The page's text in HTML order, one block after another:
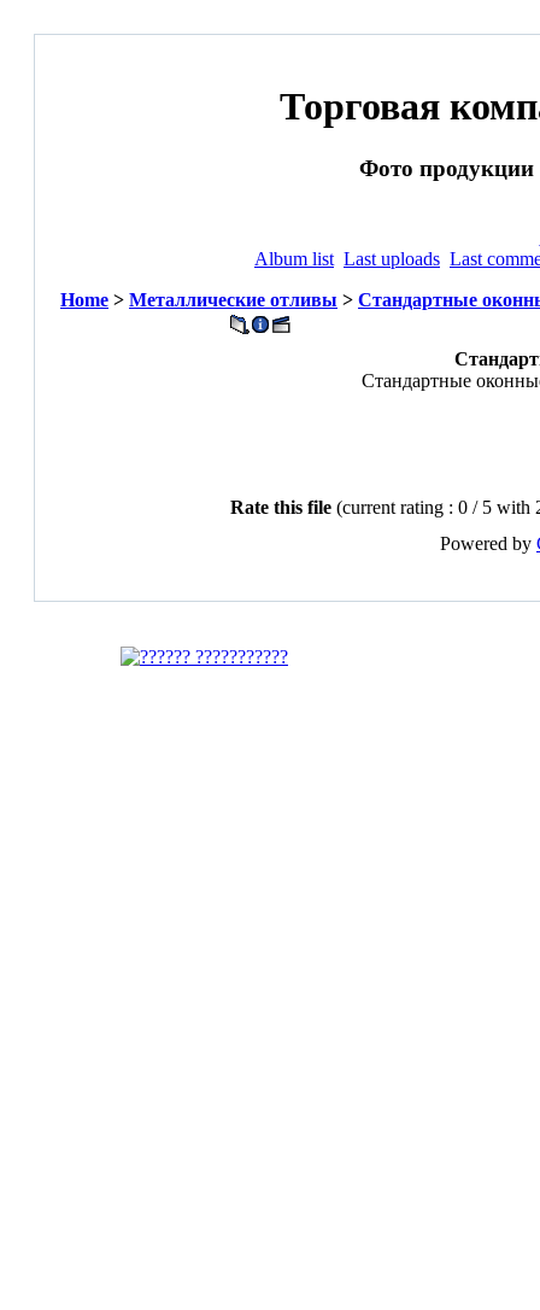
Торговая
Фото продукции
Album list Last uploads Last
Home > Металлические отливы > Стандартные
Стандартные
Rate this file (current rating : 0 / 5 with
Powered by